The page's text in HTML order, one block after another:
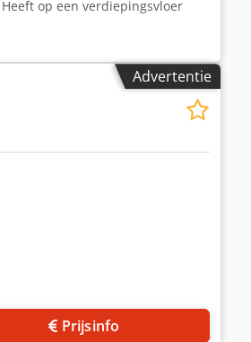
op een verdiepingsvloer
Advertentie
Prijsinfo